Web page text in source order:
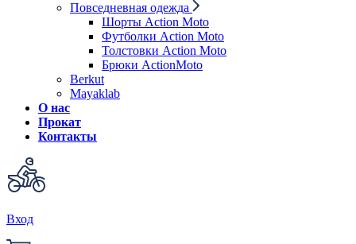
Повседневная одежда
Шорты Action Moto
Футболки Action Moto
Толстовки Action Moto
Брюки ActionMoto
Berkut
Mayaklab
О нас
Прокат
Контакты
Вход